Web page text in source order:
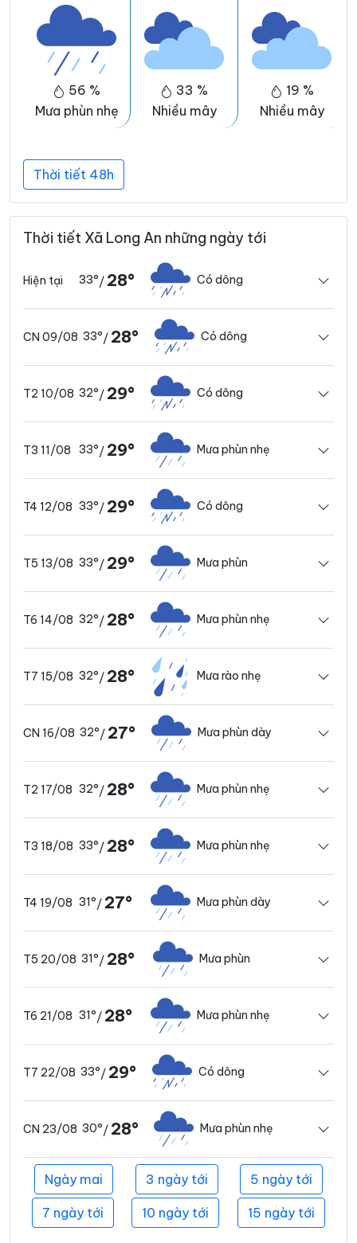
56 %
Mưa phùn nhẹ
33 %
Nhiều mây
19 %
Nhiều mây
Thời tiết 48h
Thời tiết Xã Long An những ngày tới
Hiện tại 33°/ 28° Có dông
CN 09/08 33°/ 28° Có dông
T2 10/08 32°/ 29° Có dông
T3 11/08 33°/ 29° Mưa phùn nhẹ
T4 12/08 33°/ 29° Có dông
T5 13/08 33°/ 29° Mưa phùn
T6 14/08 32°/ 28° Mưa phùn nhẹ
T7 15/08 32°/ 28° Mưa rào nhẹ
CN 16/08 32°/ 27° Mưa phùn dày
T2 17/08 32°/ 28° Mưa phùn nhẹ
T3 18/08 33°/ 28° Mưa phùn nhẹ
T4 19/08 31°/ 27° Mưa phùn dày
T5 20/08 31°/ 28° Mưa phùn
T6 21/08 31°/ 28° Mưa phùn nhẹ
T7 22/08 33°/ 29° Có dông
CN 23/08 30°/ 28° Mưa phùn nhẹ
Ngày mai 3 ngày tới 5 ngày tới
7 ngày tới 10 ngày tới 15 ngày tới